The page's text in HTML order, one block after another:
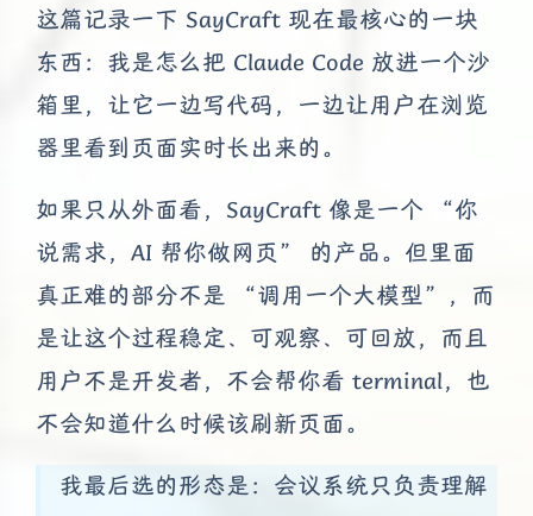
这篇记录一下 SayCraft 现在最核心的一块
东西：我是怎么把 Claude Code 放进一个沙
箱里，让它一边写代码，一边让用户在浏览
器里看到页面实时长出来的。
如果只从外面看，SayCraft 像是一个 “你
说需求，AI 帮你做网页” 的产品。但里面
真正难的部分不是 “调用一个大模型”，而
是让这个过程稳定、可观察、可回放，而且
用户不是开发者，不会帮你看 terminal，也
不会知道什么时候该刷新页面。
我最后选的形态是：会议系统只负责理解